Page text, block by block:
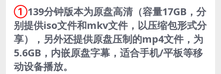
①139分钟版本为原盘高清（容量17GB，分
别提供iso文件和mkv文件，以压缩包形式分
享），另外还提供原盘压制的mp4文件，为
5.6GB，内嵌原盘字幕，适合手机/平板等移
动设备播放。